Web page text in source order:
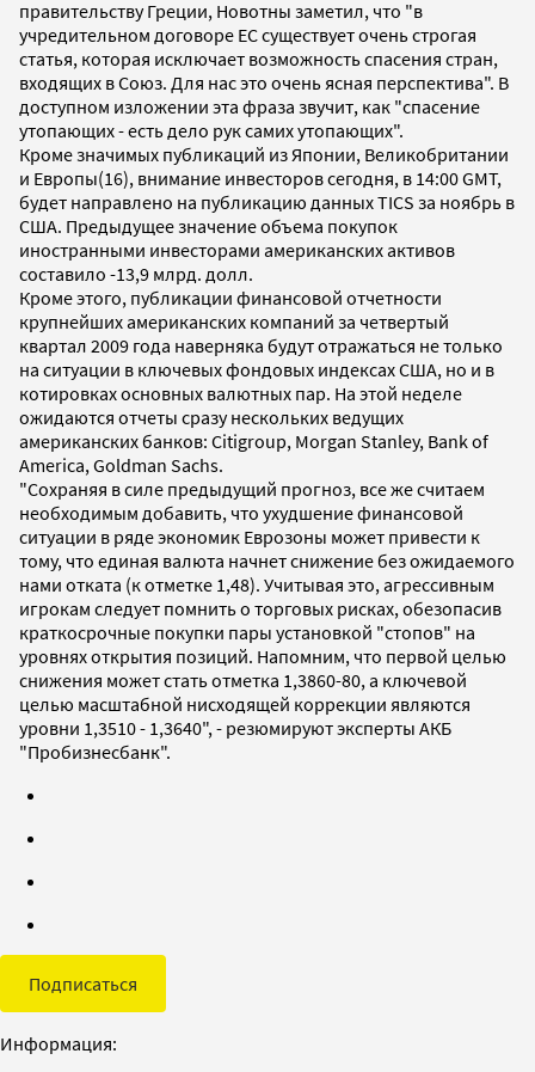
правительству Греции, Новотны заметил, что "в
учредительном договоре ЕС существует очень строгая
статья, которая исключает возможность спасения стран,
входящих в Союз. Для нас это очень ясная перспектива". В
доступном изложении эта фраза звучит, как "спасение
утопающих - есть дело рук самих утопающих".
Кроме значимых публикаций из Японии, Великобритании
и Европы(16), внимание инвесторов сегодня, в 14:00 GMT,
будет направлено на публикацию данных TICS за ноябрь в
США. Предыдущее значение объема покупок
иностранными инвесторами американских активов
составило -13,9 млрд. долл.
Кроме этого, публикации финансовой отчетности
крупнейших американских компаний за четвертый
квартал 2009 года наверняка будут отражаться не только
на ситуации в ключевых фондовых индексах США, но и в
котировках основных валютных пар. На этой неделе
ожидаются отчеты сразу нескольких ведущих
американских банков: Citigroup, Morgan Stanley, Bank of
America, Goldman Sachs.
"Сохраняя в силе предыдущий прогноз, все же считаем
необходимым добавить, что ухудшение финансовой
ситуации в ряде экономик Еврозоны может привести к
тому, что единая валюта начнет снижение без ожидаемого
нами отката (к отметке 1,48). Учитывая это, агрессивным
игрокам следует помнить о торговых рисках, обезопасив
краткосрочные покупки пары установкой "стопов" на
уровнях открытия позиций. Напомним, что первой целью
снижения может стать отметка 1,3860-80, а ключевой
целью масштабной нисходящей коррекции являются
уровни 1,3510 - 1,3640", - резюмируют эксперты АКБ
"Пробизнесбанк".
Подписаться
Информация: